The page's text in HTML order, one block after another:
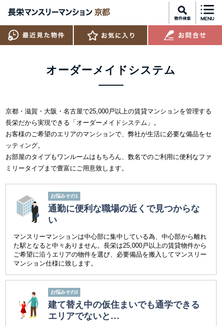
オーダーメイドシステム
京都・滋賀・大阪・名古屋で25,000戸以上の賃貸マンションを管理する
長栄だから実現できる「オーダーメイドシステム」。
お客様のご希望のエリアのマンションで、弊社が生活に必要な備品をセ
ッティング。
お部屋のタイプもワンルームはもちろん、数名でのご利用に便利なファ
ミリータイプまで豊富にご用意致します。
お悩みその1
通勤に便利な職場の近くで見つからな
い
マンスリーマンションは中心部に集中している為、中心部から離れ
た駅となると中々ありません。長栄は25,000戸以上の賃貸物件から
ご希望に沿うエリアの物件を選び、必要備品を搬入してマンスリー
マンション仕様に致します。
お悩みその2
建て替え中の仮住まいでも通学できる
エリアでないと…